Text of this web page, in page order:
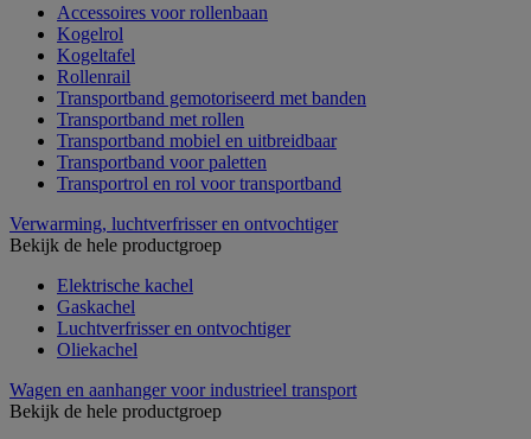
Accessoires voor rollenbaan
Kogelrol
Kogeltafel
Rollenrail
Transportband gemotoriseerd met banden
Transportband met rollen
Transportband mobiel en uitbreidbaar
Transportband voor paletten
Transportrol en rol voor transportband
Verwarming, luchtverfrisser en ontvochtiger
Bekijk de hele productgroep
Elektrische kachel
Gaskachel
Luchtverfrisser en ontvochtiger
Oliekachel
Wagen en aanhanger voor industrieel transport
Bekijk de hele productgroep